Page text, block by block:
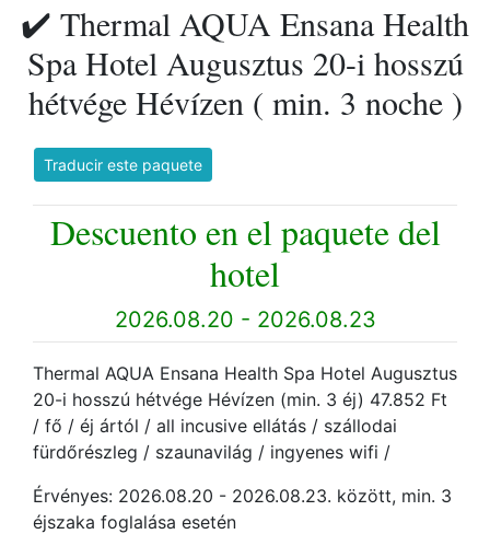
✔️ Thermal AQUA Ensana Health
Spa Hotel Augusztus 20-i hosszú
hétvége Hévízen ( min. 3 noche )
Traducir este paquete
Descuento en el paquete del
hotel
2026.08.20 - 2026.08.23
Thermal AQUA Ensana Health Spa Hotel Augusztus
20-i hosszú hétvége Hévízen (min. 3 éj) 47.852 Ft
/ fő / éj ártól / all incusive ellátás / szállodai
fürdőrészleg / szaunavilág / ingyenes wifi /
Érvényes: 2026.08.20 - 2026.08.23. között, min. 3
éjszaka foglalása esetén